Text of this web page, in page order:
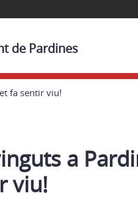
de Pardines
fa sentir viu!
a
viu!